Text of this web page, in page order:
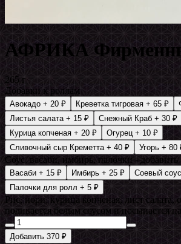
АФРИКА
265 г
Добавки к роллам
Авокадо + 20 ₽ Креветка тигровая + 65 ₽
Листья салата + 15 ₽ Снежный Краб + 30 ₽
Курица копченая + 20 ₽ Огурец + 10 ₽
Сливочный сыр Креметта + 40 ₽ Угорь + 80
Соус, васаби, имбирь, палочки - добавить
Васаби + 15 ₽ Имбирь + 25 ₽ Соевый соус
Палочки для ролл + 5 ₽
Рис, нори, курица копченая, лист салата,
поливается белым соусом и посыпается
Добавить 370 ₽